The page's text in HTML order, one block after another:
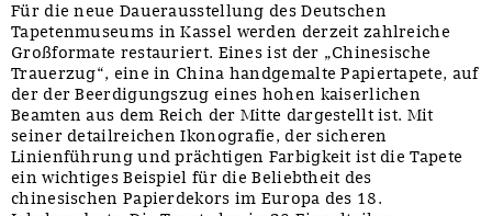
Für die neue Dauerausstellung des Deutschen
Tapetenmuseums in Kassel werden derzeit zahlreiche
Großformate restauriert. Eines ist der „Chinesische
Trauerzug“, eine in China handgemalte Papiertapete, auf
der der Beerdigungszug eines hohen kaiserlichen
Beamten aus dem Reich der Mitte dargestellt ist. Mit
seiner detailreichen Ikonografie, der sicheren
Linienführung und prächtigen Farbigkeit ist die Tapete
ein wichtiges Beispiel für die Beliebtheit des
chinesischen Papierdekors im Europa des 18.